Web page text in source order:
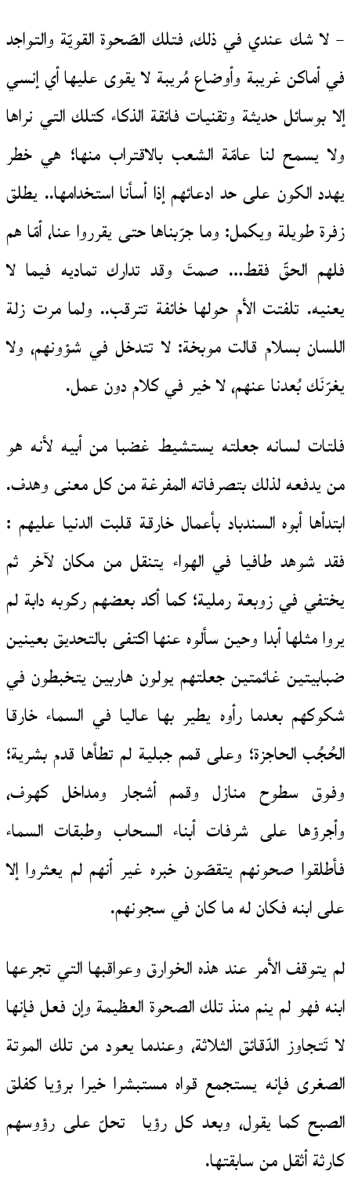
– لا شك عندي في ذلك، فتلك الصّحوة القويّة والتواجد
في أماكن غريبة وأوضاع مُريبة لا يقوى عليها أي إنسي
إلا بوسائل حديثة وتقنيات فائقة الذكاء كتلك التي نراها
ولا يسمح لنا عامّة الشعب بالاقتراب منها؛ هي خطر
يهدد الكون على حد ادعائهم إذا أسأنا استخدامها.. يطلق
زفرة طويلة ويكمل: وما جرّبناها حتى يقرروا عنا، أمّا هم
فلهم الحقّ فقط… صمتَ وقد تدارك تماديه فيما لا
يعنيه. تلفتت الأم حولها خائفة تترقب.. ولما مرت زلة
اللسان بسلام قالت موبخة: لا تتدخل في شؤونهم، ولا
يغرّنَك بُعدنا عنهم، لا خير في كلام دون عمل.
فلتات لسانه جعلته يستشيط غضبا من أبيه لأنه هو
من يدفعه لذلك بتصرفاته المفرغة من كل معنى وهدف.
ابتدأها أبوه السندباد بأعمال خارقة قلبت الدنيا عليهم :
فقد شوهد طافيا في الهواء يتنقل من مكان لآخر ثم
يختفي في زوبعة رملية؛ كما أكد بعضهم ركوبه دابة لم
يروا مثلها أبدا وحين سألوه عنها اكتفى بالتحديق بعينين
ضبابيتين غائمتين جعلتهم يولون هاربين يتخبطون في
شكوكهم بعدما رأوه يطير بها عاليا في السماء خارقا
الحُجُب الحاجزة؛ وعلى قمم جبلية لم تطأها قدم بشرية؛
وفوق سطوح منازل وقمم أشجار ومداخل كهوف،
وأجرؤها على شرفات أبناء السحاب وطبقات السماء
فأطلقوا صحونهم يتقصّون خبره غير أنهم لم يعثروا إلا
على ابنه فكان له ما كان في سجونهم.
لم يتوقف الأمر عند هذه الخوارق وعواقبها التي تجرعها
ابنه فهو لم ينم منذ تلك الصحوة العظيمة وإن فعل فإنها
لا تَتجاوز الدّقائق الثلاثة، وعندما يعود من تلك الموتة
الصغرى فإنه يستجمع قواه مستبشرا خيرا برؤيا كفلق
الصبح كما يقول، وبعد كل رؤيا تحلّ على رؤوسهم
كارثة أثقل من سابقتها.